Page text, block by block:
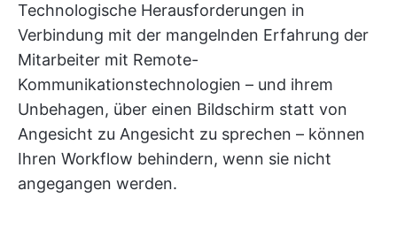
Technologische Herausforderungen in
Verbindung mit der mangelnden Erfahrung der
Mitarbeiter mit Remote-
Kommunikationstechnologien – und ihrem
Unbehagen, über einen Bildschirm statt von
Angesicht zu Angesicht zu sprechen – können
Ihren Workflow behindern, wenn sie nicht
angegangen werden.